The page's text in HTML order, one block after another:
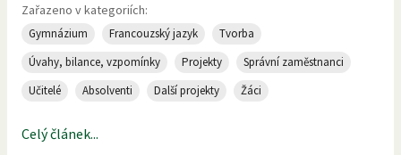
Zařazeno v kategoriích:
Gymnázium Francouzský jazyk
Tvorba
Úvahy, bilance, vzpomínky
Projekty
Správní zaměstnanci
Učitelé
Absolventi Další projekty Žáci
Celý článek...